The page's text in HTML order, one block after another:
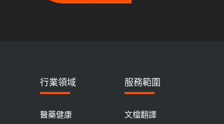
行業領域
醫藥健康
服務範圍
文檔翻譯